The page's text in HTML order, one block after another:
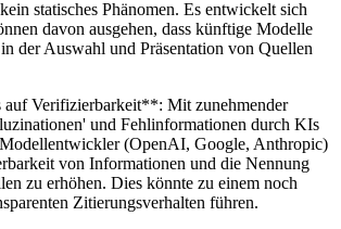
statisches Phänomen. Es entwickelt sich
davon ausgehen, dass künftige Modelle
der Auswahl und Präsentation von Quellen
auf Verifizierbarkeit**: Mit zunehmender
und Fehlinformationen durch KIs
(OpenAI, Google, Anthropic)
von Informationen und die Nennung
zu erhöhen. Dies könnte zu einem noch
Zitierungsverhalten führen.